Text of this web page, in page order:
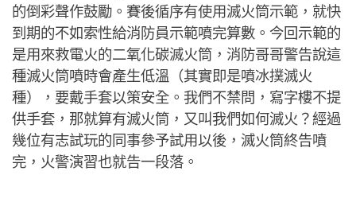
的倒彩聲作鼓勵。賽後循序有使用滅火筒示範，就快
到期的不如索性給消防員示範噴完算數。今回示範的
是用來救電火的二氧化碳滅火筒，消防哥哥警告說這
種滅火筒噴時會產生低溫（其實即是噴冰撲滅火
種），要戴手套以策安全。我們不禁問，寫字樓不提
供手套，那就算有滅火筒，又叫我們如何滅火？經過
幾位有志試玩的同事參予試用以後，滅火筒終告噴
完，火警演習也就告一段落。